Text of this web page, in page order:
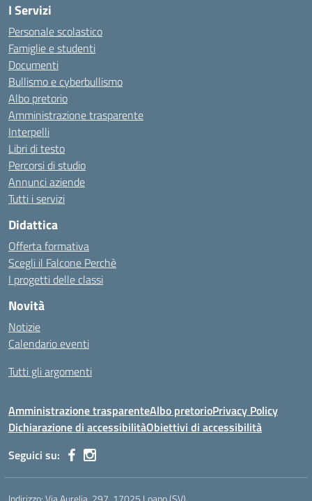
I Servizi
Personale scolastico
Famiglie e studenti
Documenti
Bullismo e cyberbullismo
Albo pretorio
Amministrazione trasparente
Interpelli
Libri di testo
Percorsi di studio
Annunci aziende
Tutti i servizi
Didattica
Offerta formativa
Scegli il Falcone Perchè
I progetti delle classi
Novità
Notizie
Calendario eventi
Tutti gli argomenti
Amministrazione trasparenteAlbo pretorioPrivacy Policy
Dichiarazione di accessibilitàObiettivi di accessibilità
Seguici su: